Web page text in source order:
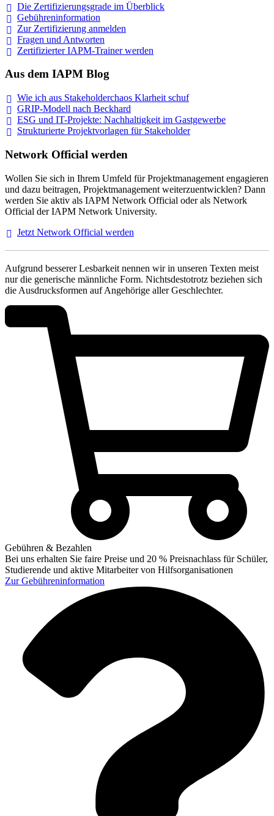
Die Zertifizierungsgrade im Überblick
Gebühreninformation
Zur Zertifizierung anmelden
Fragen und Antworten
Zertifizierter IAPM-Trainerwerden
Aus dem IAPM Blog
Wie ich aus Stakeholderchaos Klarheit schuf
GRIP-Modell nach Beckhard
ESG und IT-Projekte: Nachhaltigkeit im Gastgewerbe
Strukturierte Projektvorlagen für Stakeholder
Network Official werden
Wollen Sie sich in Ihrem Umfeld für Projektmanagement engagieren
und dazu beitragen, Projektmanagement weiterzuentwicklen? Dann
werden Sie aktiv als IAPM Network Official oder als Network
Official der IAPM Network University.
Jetzt Network Official werden
Aufgrund besserer Lesbarkeit nennen wir in unseren Texten meist
nur die generische männliche Form. Nichtsdestotrotz beziehen sich
die Ausdrucksformen auf Angehörige aller Geschlechter.
Gebühren & Bezahlen
Bei uns erhalten Sie faire Preise und 20 % Preisnachlass für Schüler,
Studierende und aktive Mitarbeiter von Hilfsorganisationen
ZurGebühreninformation